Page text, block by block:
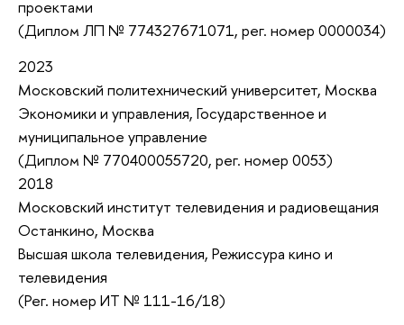
проектами
(Диплом ЛП № 774327671071, рег. номер 0000034)
2023
Московский политехнический университет, Москва
Экономики и управления, Государственное и
муниципальное управление
(Диплом № 770400055720, рег. номер 0053)
2018
Московский институт телевидения и радиовещания
Останкино, Москва
Высшая школа телевидения, Режиссура кино и
телевидения
(Рег. номер ИТ № 111-16/18)